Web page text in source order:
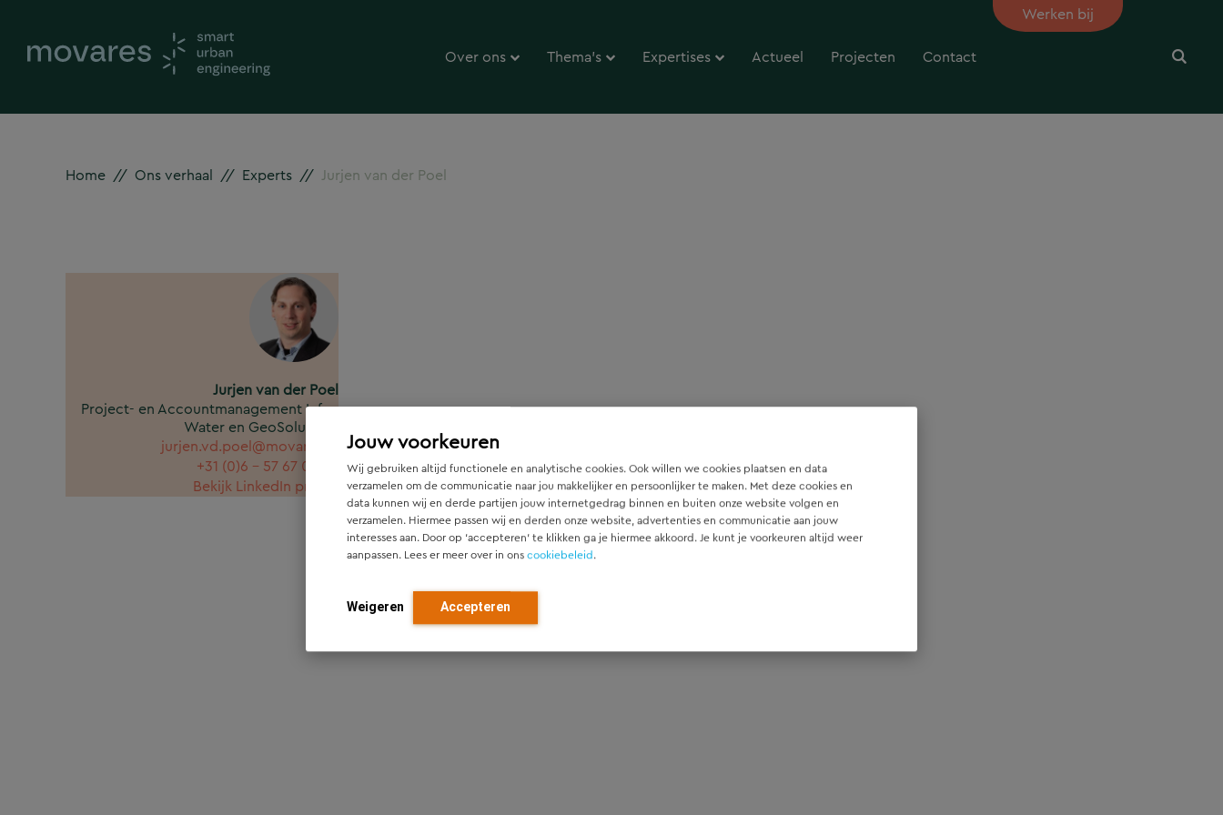
Jouw voorkeuren
Wij gebruiken altijd functionele en analytische cookies. Ook willen we cookies plaatsen en data
verzamelen om de communicatie naar jou makkelijker en persoonlijker te maken. Met deze cookies en
data kunnen wij en derde partijen jouw internetgedrag binnen en buiten onze website volgen en
verzamelen. Hiermee passen wij en derden onze website, advertenties en communicatie aan jouw
interesses aan. Door op ‘accepteren’ te klikken ga je hiermee akkoord. Je kunt je voorkeuren altijd weer
aanpassen. Lees er meer over in onscookiebeleid.
Weigeren Accepteren
Over ons Thema’s Expertises Actueel Projecten Contact
Werken bij
Home // Ons verhaal // Experts // Jurjen van der Poel
Jurjen van der Poel
Project- en Accountmanagement Infra,
Water en GeoSolutions
jurjen.vd.poel@movares.nl
+31 (0)6 - 57 67 09 22
Bekijk LinkedIn profiel